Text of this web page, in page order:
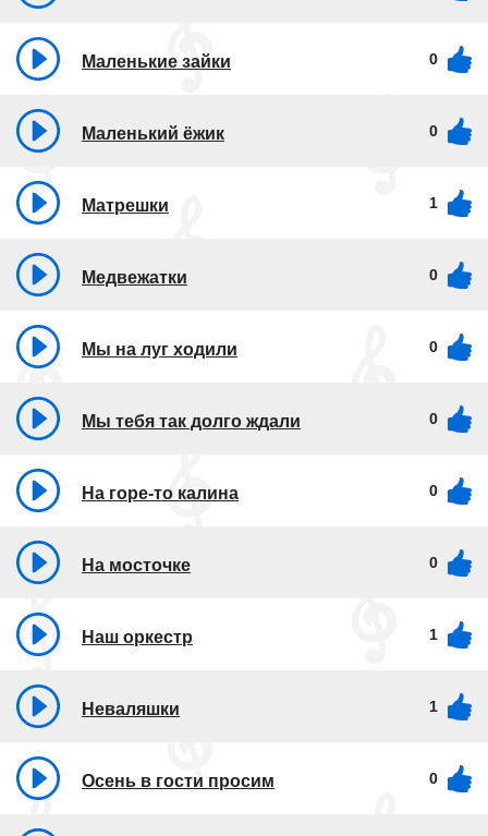
Маленькие зайки 0
Маленький ёжик 0
Матрешки 1
Медвежатки 0
Мы на луг ходили 0
Мы тебя так долго ждали 0
На горе-то калина 0
На мосточке 0
Наш оркестр 1
Неваляшки 1
Осень в гости просим 0